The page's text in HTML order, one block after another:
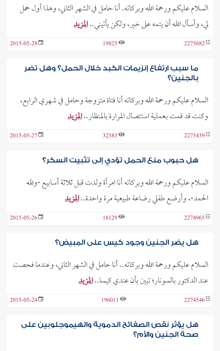
السلام عليكم ورحمة الله وبركاته. أنا حامل في الشهر الثاني، وهذا أول حمل
لي، وأسأل الله أن يتمه على خير، ولكن يأتيني..المزيد
2275682
19825
2015-05-28
ما سبب ارتفاع إنزيمات الكبد خلال الحمل؟ وهل تضر
بالجنين؟
السلام عليكم ورحمة الله وبركاته أنا فتاة متزوجة وحامل في شهري الرابع،
وكنت قد قمت بـعملية استئصال المرارة بالمنظار..المزيد
2275439
32383
2015-05-27
هل حبوب منع الحمل تؤدي إلى تثبيت السكر؟
السلام عليكم ورحمة الله وبركاته أنا امرأة ولدت قبل ثلاثة أسابيع -ولله
الحمد-، وأرضع طفلي رضاعة طبيعية مرة واحدة..المزيد
2274965
18129
2015-05-26
هل يضر الجنين وجود كيس على المبيض؟
السلام عليكم ورحمة الله وبركاته.. أنا حامل في الشهر الثاني، وعندما فحصت
عند الدكتور بالسونار؛ تبين بأن عندي كيسا..المزيد
2274546
196011
2015-05-24
هل يؤثر نقص الصفائح الدموية والهيموجلوبين على
صحة الجنين والأم؟